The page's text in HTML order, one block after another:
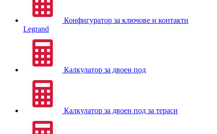
Конфигуратор за ключове и контакти
Legrand
Калкулатор за двоен под
Калкулатор за двоен под за тераси